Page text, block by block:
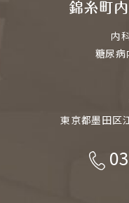
内
糖尿
東京都墨田区